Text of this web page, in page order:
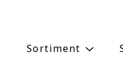
Sortiment